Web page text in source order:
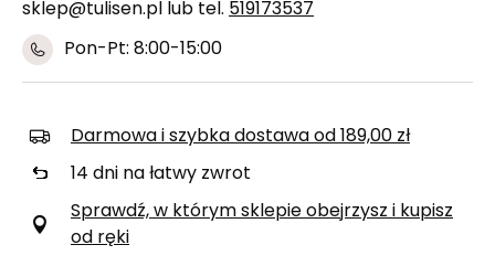
sklep@tulisen.pl lub tel. 519173537
Pon-Pt: 8:00-15:00
Darmowa i szybka dostawa od 189,00 zł
14 dni na łatwy zwrot
Sprawdź, w którym sklepie obejrzysz i kupisz
od ręki